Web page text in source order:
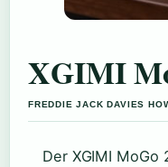
XGIMI
FREDDIE JACK DAVIES
Der XGIMI MoGo